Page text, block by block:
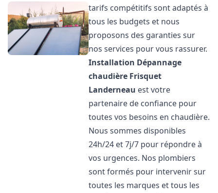
tarifs compétitifs sont adaptés à
tous les budgets et nous
proposons des garanties sur
nos services pour vous rassurer.
Installation Dépannage
chaudière Frisquet
Landerneau est votre
partenaire de confiance pour
toutes vos besoins en chaudière.
Nous sommes disponibles
24h/24 et 7j/7 pour répondre à
vos urgences. Nos plombiers
sont formés pour intervenir sur
toutes les marques et tous les